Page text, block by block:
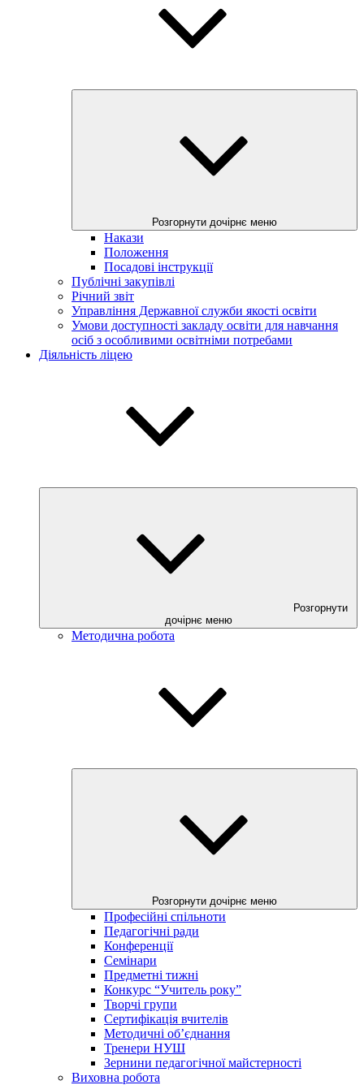
Розгорнути дочірнє меню
Накази
Положення
Посадові інструкції
Публічні закупівлі
Річний звіт
Управління Державної служби якості освіти
Умови доступності закладу освіти для навчання
осіб з особливими освітніми потребами
Діяльність ліцею
Розгорнути
дочірнє меню
Методична робота
Розгорнути дочірнє меню
Професійні спільноти
Педагогічні ради
Конференції
Семінари
Предметні тижні
Конкурс “Учитель року”
Творчі групи
Сертифікація вчителів
Методичні об’єднання
Тренери НУШ
Зернини педагогічної майстерності
Виховна робота